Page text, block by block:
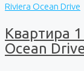
Riviera Ocean Drive
Квартира
Ocean